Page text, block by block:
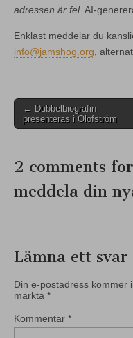
adressen är fel. AI-
Enklast meddelar du
info@jamshog.org ,
Post
navigation
← Dubbelbiografin
presenteras i Olofström
2 comments
meddela din
Lämna ett svar
Din e-postadress kommer
märkta *
Kommentar *